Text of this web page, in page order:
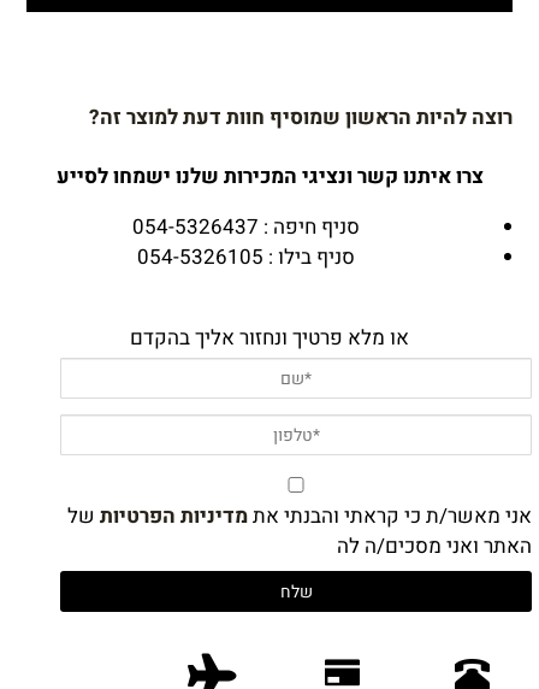
רוצה להיות הראשון שמוסיף חוות דעת למוצר זה?
צרו איתנו קשר ונציגי המכירות שלנו ישמחו לסייע
סניף חיפה : 054-5326437
סניף בילו : 054-5326105
או מלא פרטיך ונחזור אליך בהקדם
אני מאשר/ת כי קראתי והבנתי אתמדיניות הפרטיות של
האתר ואני מסכים/ה לה